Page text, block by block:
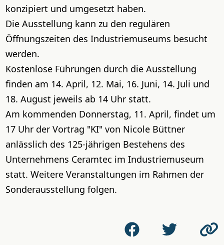
konzipiert und umgesetzt haben.
Die Ausstellung kann zu den regulären
Öffnungszeiten des Industriemuseums besucht
werden.
Kostenlose Führungen durch die Ausstellung
finden am 14. April, 12. Mai, 16. Juni, 14. Juli und
18. August jeweils ab 14 Uhr statt.
Am kommenden Donnerstag, 11. April, findet um
17 Uhr der Vortrag "KI" von Nicole Büttner
anlässlich des 125-jährigen Bestehens des
Unternehmens Ceramtec im Industriemuseum
statt. Weitere Veranstaltungen im Rahmen der
Sonderausstellung folgen.